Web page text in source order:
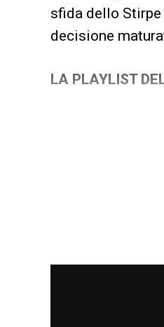
sfida dello
decisione
LA PLAYLIST